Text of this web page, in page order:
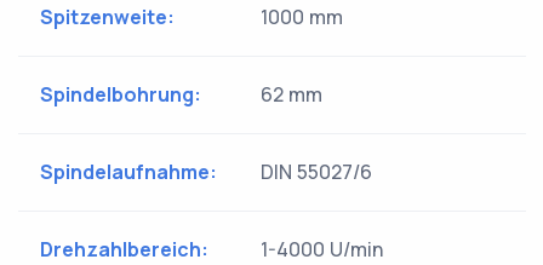
Spitzenweite: 1000 mm
Spindelbohrung: 62 mm
Spindelaufnahme: DIN 55027/6
Drehzahlbereich: 1-4000 U/min